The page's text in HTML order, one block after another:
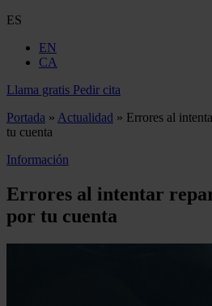
ES
EN
CA
Llama gratis Pedir cita
Portada » Actualidad » Errores al
tu cuenta
Información
Errores al intentar
por tu cuenta